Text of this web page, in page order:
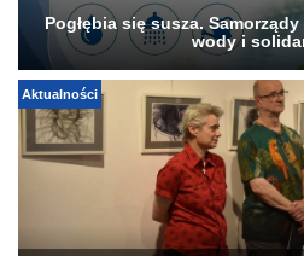
Pogłębia się susza.
wody i
Aktualności